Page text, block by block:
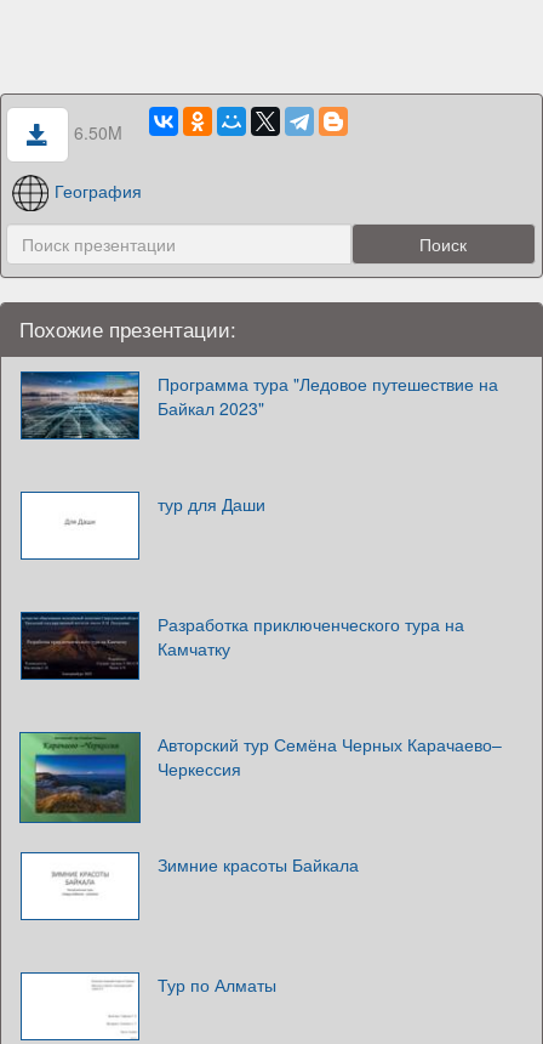
6.50M
География
Похожие презентации:
Программа тура "Ледовое путешествие на
Байкал 2023"
тур для Даши
Разработка приключенческого тура на
Камчатку
Авторский тур Семёна Черных Карачаево–
Черкессия
Зимние красоты Байкала
Тур по Алматы